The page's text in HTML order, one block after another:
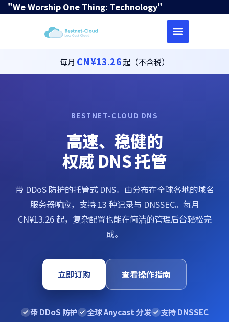
"We Worship One Thing: Technology"
每月 CN¥13.26起（不含税）
BESTNET-CLOUD DNS
高速、稳健的
权威 DNS 托管
带 DDoS 防护的托管式 DNS。由分布在全球各地的域名
服务器响应，支持 13 种记录与 DNSSEC。每月
CN¥13.26 起，复杂配置也能在简洁的管理后台轻松完
成。
立即订购 查看操作指南
带 DDoS 防护 全球 Anycast 分发 支持 DNSSEC